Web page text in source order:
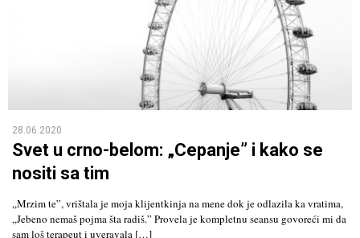
28.06.2020
Svet u crno-belom: „Cepanje” i kako se
nositi sa tim
„Mrzim te”, vrištala je moja klijentkinja na mene dok je odlazila ka vratima,
„Jebeno nemaš pojma šta radiš.” Provela je kompletnu seansu govoreći mi da
sam loš terapeut i uveravala […]